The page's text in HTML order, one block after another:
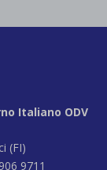
Italiano ODV
(FI)
9711